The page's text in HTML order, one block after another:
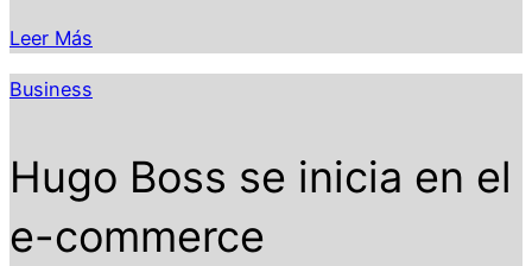
Leer Más
Business
Hugo Boss se inicia en el
e-commerce